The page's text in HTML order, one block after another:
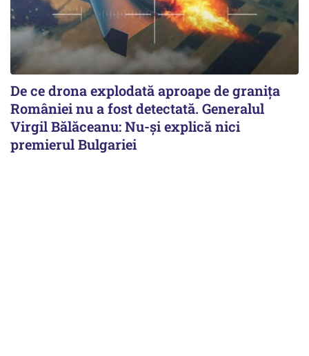
De ce drona explodată aproape de granița
României nu a fost detectată. Generalul
Virgil Bălăceanu: Nu-și explică nici
premierul Bulgariei